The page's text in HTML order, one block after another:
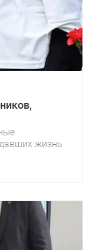
жизнь